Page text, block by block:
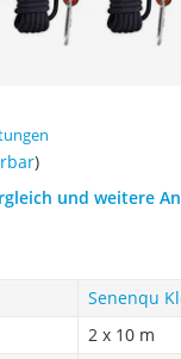
)
und weitere
Senenqu
2 x 10 m